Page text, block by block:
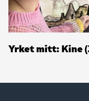
Yrket mitt: Kine